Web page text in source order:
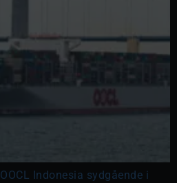
OOCL Indonesia sydgående i